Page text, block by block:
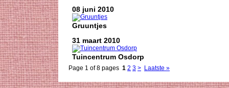
08 juni 2010
Gruuntjes
31 maart 2010
Tuincentrum Osdorp
Page 1 of 8 pages 1 2 3 > Laatste »